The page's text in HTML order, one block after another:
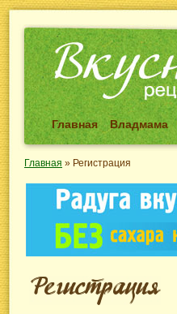
Главная Владмама
Главная » Регистрация